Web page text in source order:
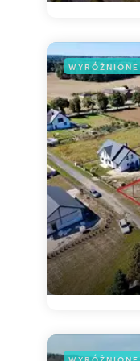
WYRÓŻNIONE
WYRÓŻNIONE